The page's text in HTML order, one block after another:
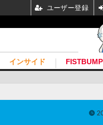
インサイド FISTBUMP
ユーザー登録